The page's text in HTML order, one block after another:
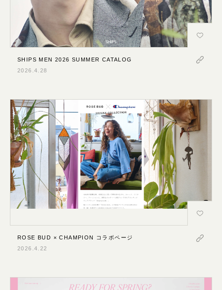
SHIPS MEN 2026 SUMMER CATALOG
2026.4.28
ROSE BUD × CHAMPION コラボページ
2026.4.22